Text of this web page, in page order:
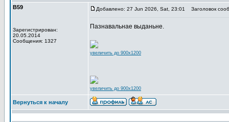
В59
Зарегистрирован:
20.05.2014
Сообщения: 1327
Добавлено: 27 Jun 2026, Sat, 23:01 Заголовок
Пазнавальнае выданьне.
увеличить до 900x1200
увеличить до 900x1200
Вернуться к началу